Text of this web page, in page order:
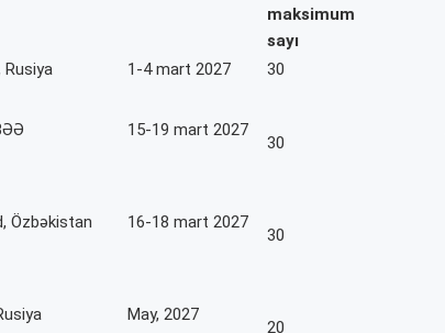
maksimum
sayı
Rusiya 1-4 mart 2027 30
15-19 mart 2027
30
Özbəkistan 16-18 mart 2027
30
May, 2027
20